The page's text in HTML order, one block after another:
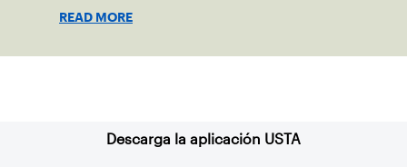
READ MORE
Descarga la aplicación USTA